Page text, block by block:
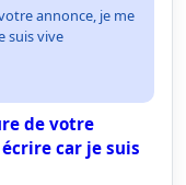
annonce, je me
suis vive
de votre
car je suis